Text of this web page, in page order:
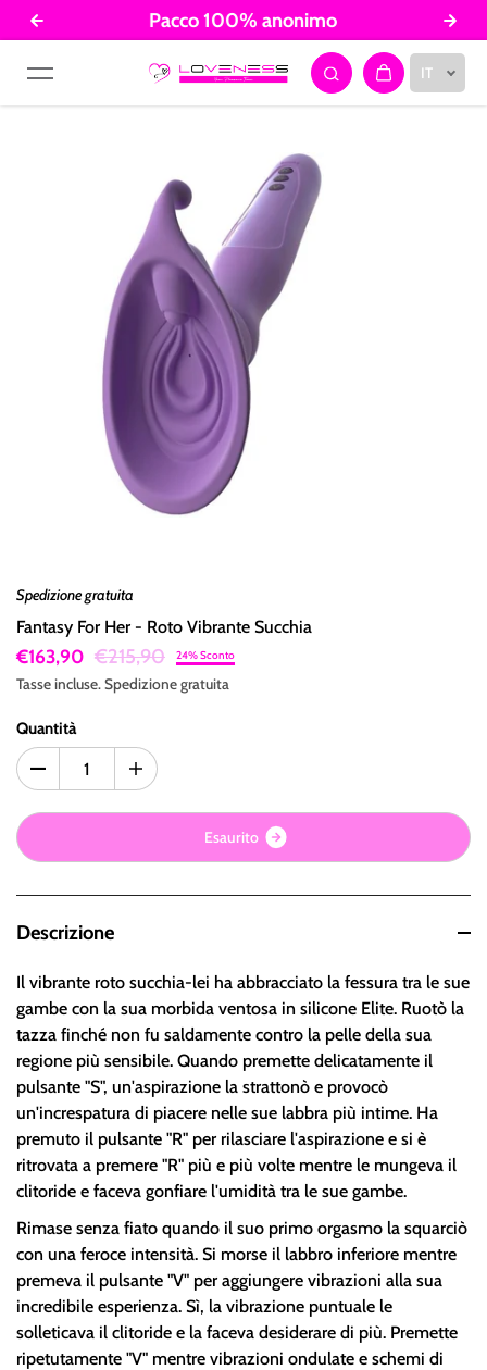
Salta al contenuto Pacco 100% anonimo
IT
Spedizione gratuita
Fantasy For Her - Roto Vibrante Succhia
€163,90 €215,90 24% Sconto
Tasse incluse.Spedizionegratuita
Quantità
Esaurito
Descrizione
Il vibrante roto succhia-lei ha abbracciato la fessura tra le sue
gambe con la sua morbida ventosa in silicone Elite. Ruotò la
tazza finché non fu saldamente contro la pelle della sua
regione più sensibile. Quando premette delicatamente il
pulsante "S", un'aspirazione la strattonò e provocò
un'increspatura di piacere nelle sue labbra più intime. Ha
premuto il pulsante "R" per rilasciare l'aspirazione e si è
ritrovata a premere "R" più e più volte mentre le mungeva il
clitoride e faceva gonfiare l'umidità tra le sue gambe.
Rimase senza fiato quando il suo primo orgasmo la squarciò
con una feroce intensità. Si morse il labbro inferiore mentre
premeva il pulsante "V" per aggiungere vibrazioni alla sua
incredibile esperienza. Sì, la vibrazione puntuale le
solleticava il clitoride e la faceva desiderare di più. Premette
ripetutamente "V" mentre vibrazioni ondulate e schemi di